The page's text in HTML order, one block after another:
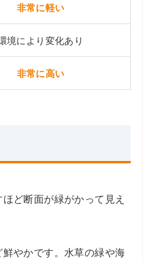
非常に軽い
境により変化あり
非常に高い
ど断面が緑がかって見え
やかです。水草の緑や海